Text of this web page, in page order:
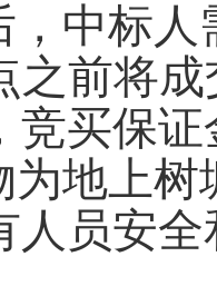
，中标
之前将
竞买保
为地上树
人员安全